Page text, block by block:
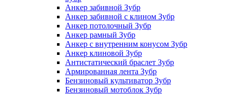
Анкер забивной Зубр
Анкер забивной с клином Зубр
Анкер потолочный Зубр
Анкер рамный Зубр
Анкер с внутренним конусом Зубр
Анкер клиновой Зубр
Антистатический браслет Зубр
Армированная лента Зубр
Бензиновый культиватор Зубр
Бензиновый мотоблок Зубр